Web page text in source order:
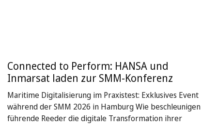
Connected to Perform: HANSA und
Inmarsat laden zur SMM-Konferenz
Maritime Digitalisierung im Praxistest: Exklusives Event
während der SMM 2026 in Hamburg Wie beschleunigen
führende Reeder die digitale Transformation ihrer